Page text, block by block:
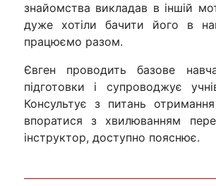
знайомства викладав в іншій
дуже хотіли бачити його в
працюємо разом.
Євген проводить базове
підготовки і супроводжує
Консультує з питань
впоратися з хвилюванням
інструктор, доступно пояснює.